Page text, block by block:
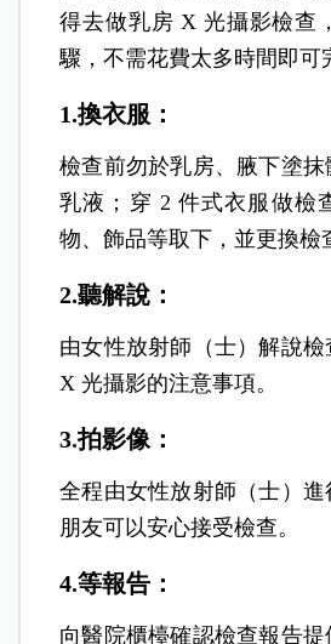
得去做乳房 X 光攝影檢查
驟，不需花費太多時間即可
1.換衣服：
檢查前勿於乳房、腋下塗
乳液；穿 2 件式衣服做檢
物、飾品等取下，並更換檢
2.聽解說：
由女性放射師（士）解說
X 光攝影的注意事項。
3.拍影像：
全程由女性放射師（士）
朋友可以安心接受檢查。
4.等報告：
向醫院櫃檯確認檢查報告